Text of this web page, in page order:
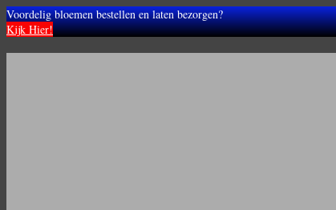
Voordelig bloemen bestellen en laten bezorgen?
Kijk Hier!